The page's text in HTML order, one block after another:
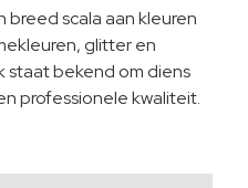
scala aan kleuren
glitter en
staat bekend om diens
professionele kwaliteit.